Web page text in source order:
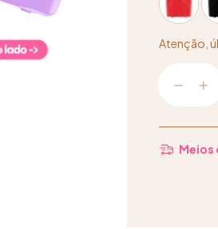
Atenção,
Meios